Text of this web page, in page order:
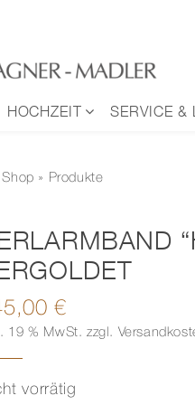
HOCHZEIT SERVICE &
Shop » Produkte
€
19 % MwSt. zzgl.
vorrätig